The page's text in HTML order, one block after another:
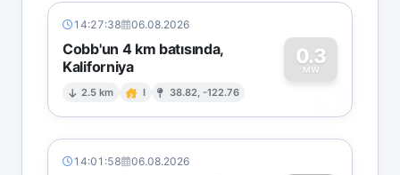
14:27:38 06.08.2026
Cobb'un 4 km batısında,
Kaliforniya
2.5 km I 38.82, -122.76
0.3
MW
0
14:01:58 06.08.2026